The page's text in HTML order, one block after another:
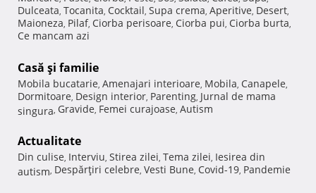
Dulceata, Tocanita, Cocktail, Supa crema, Aperitive, Desert,
Maioneza, Pilaf, Ciorba perisoare, Ciorba pui, Ciorba burta,
Ce mancam azi
Casă şi familie
Mobila bucatarie, Amenajari interioare, Mobila, Canapele,
Dormitoare, Design interior, Parenting, Jurnal de mama
singura, Gravide, Femei curajoase, Autism
Actualitate
Din culise, Interviu, Stirea zilei, Tema zilei, Iesirea din
autism, Despărţiri celebre, Vesti Bune, Covid-19, Pandemie